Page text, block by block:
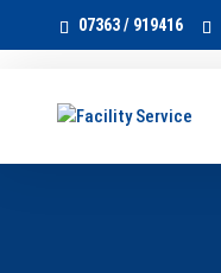
07363 / 919416